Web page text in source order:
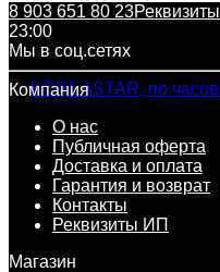
8 903 651 80 23Реквизиты
23:00
Мы в соц.сетях
Компания
О нас
Публичная оферта
Доставка и оплата
Гарантия и возврат
Контакты
Реквизиты ИП
Магазин